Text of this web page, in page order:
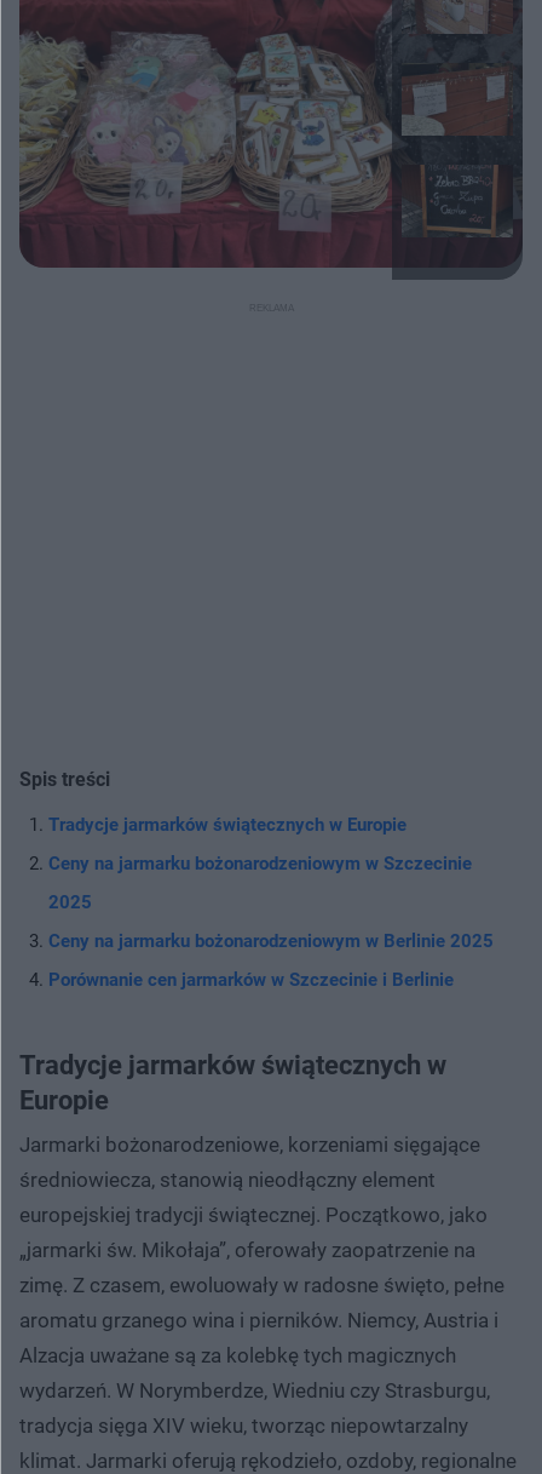
Spis treści
Tradycje jarmarków świątecznych w Europie
Ceny na jarmarku bożonarodzeniowym w Szczecinie
2025
Ceny na jarmarku bożonarodzeniowym w Berlinie 2025
Porównanie cen jarmarków w Szczecinie i Berlinie
Tradycje jarmarków świątecznych w
Europie
Jarmarki bożonarodzeniowe, korzeniami sięgające
średniowiecza, stanowią nieodłączny element
europejskiej tradycji świątecznej. Początkowo, jako
„jarmarki św. Mikołaja”, oferowały zaopatrzenie na
zimę. Z czasem, ewoluowały w radosne święto, pełne
aromatu grzanego wina i pierników. Niemcy, Austria i
Alzacja uważane są za kolebkę tych magicznych
wydarzeń. W Norymberdze, Wiedniu czy Strasburgu,
tradycja sięga XIV wieku, tworząc niepowtarzalny
klimat. Jarmarki oferują rękodzieło, ozdoby, regionalne